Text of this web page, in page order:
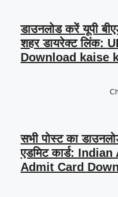
डाउनलोड करें यूपी
शहर डायरेक्ट लिंक:
Download kaise
सभी पोस्ट का
एडमिट कार्ड:
Admit Card